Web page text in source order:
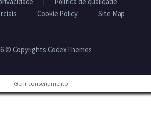
Cookie Policy Site Map
© Copyrights CodexThemes
Gerir consentimento